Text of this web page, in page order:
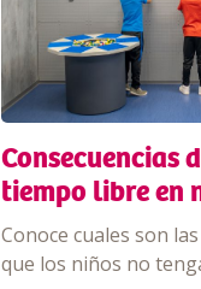
Consecuencias
tiempo libre en
Conoce cuales son
que los niños no